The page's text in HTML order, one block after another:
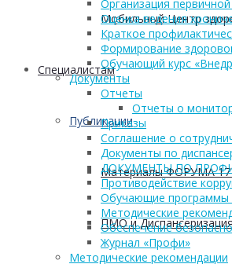
Мобильный Центр
Cпециалистам
Публикации
Материалы ФОРУМА
ПМО и
Организация
Оценка ведения
Краткое
Формирование
Обучающий курс
Документы
Отчеты
Отчеты о
Приказы
Соглашение о
Документы по
ДОКУМЕНТЫ ПО
Противодействие
Обучающие программы
Методические
Обеспечение
Журнал «Профи»
Методические рекомендации